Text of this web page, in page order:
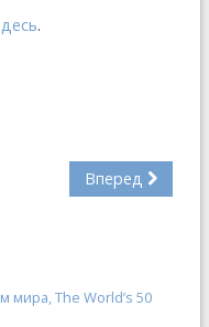
.
Вперед
мира, The World’s 50